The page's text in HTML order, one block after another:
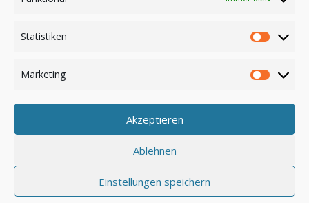
Statistiken
Marketing
Akzeptieren
Ablehnen
Einstellungen speichern
Anmelden
© by safar-reiseblog.de